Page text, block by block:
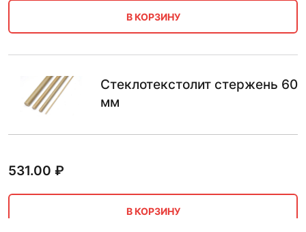
В КОРЗИНУ
Стеклотекстолит стержень 60
мм
531.00 ₽
В КОРЗИНУ